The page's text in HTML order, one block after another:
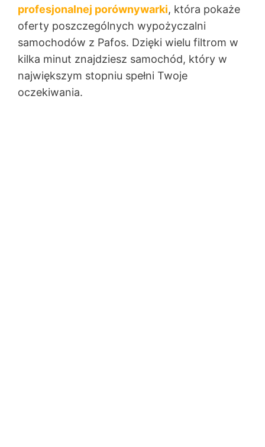
profesjonalnej porównywarki, która pokaże
oferty poszczególnych wypożyczalni
samochodów z Pafos. Dzięki wielu filtrom w
kilka minut znajdziesz samochód, który w
największym stopniu spełni Twoje
oczekiwania.